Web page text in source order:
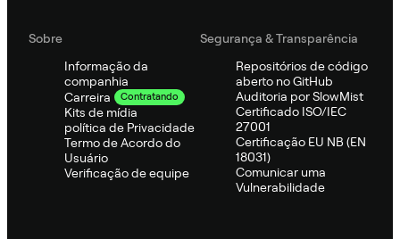
Sobre
Informação da
companhia
Carreira
Contratando
Kits de mídia
política de Privacidade
Termo de Acordo do
Usuário
Verificação de equipe
Segurança & Transparência
Repositórios de código
aberto no GitHub
Auditoria por SlowMist
Certificado ISO/IEC
27001
Certificação EU NB (EN
18031)
Comunicar uma
Vulnerabilidade